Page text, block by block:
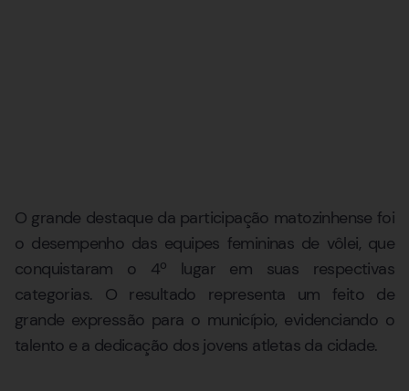
O grande destaque da participação matozinhense foi
o desempenho das equipes femininas de vôlei, que
conquistaram o 4º lugar em suas respectivas
categorias. O resultado representa um feito de
grande expressão para o município, evidenciando o
talento e a dedicação dos jovens atletas da cidade.